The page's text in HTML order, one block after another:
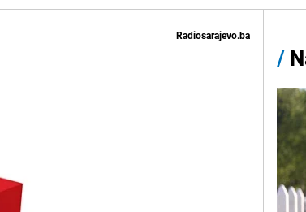
Radiosarajevo.ba
/